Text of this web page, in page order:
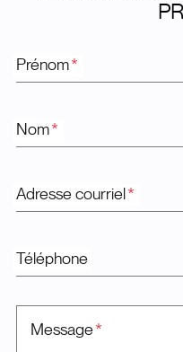
Prénom*
Nom*
Adresse courriel *
Téléphone
Message*